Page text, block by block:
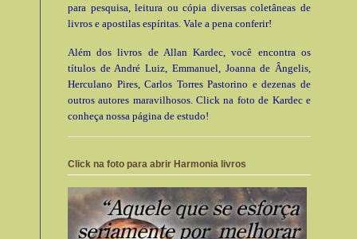
para pesquisa, leitura ou cópia diversas coletâneas de
livros e apostilas espíritas. Vale a pena conferir!
Além dos livros de Allan Kardec, você encontra os
títulos de André Luiz, Emmanuel, Joanna de Ângelis,
Herculano Pires, Carlos Torres Pastorino e dezenas de
outros autores maravilhosos. Click na foto de Kardec e
conheça nossa página de estudo!
Click na foto para abrir Harmonia livros